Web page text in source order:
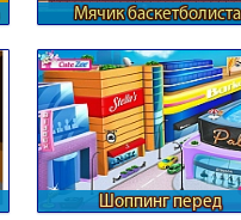
Мячик баскетболиста
Шоппинг перед